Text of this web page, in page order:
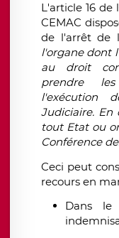
L'article 16 de
CEMAC
de l'arrêt de
l'organe dont
au droit
prendre
l'exécution
Judiciaire. En
tout Etat ou
Conférence
Ceci peut
recours en
Dans le